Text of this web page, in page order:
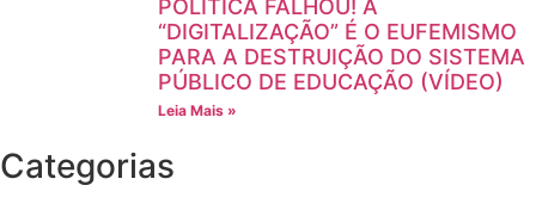
POLÍTICA FALHOU! A
“DIGITALIZAÇÃO” É O EUFEMISMO
PARA A DESTRUIÇÃO DO SISTEMA
PÚBLICO DE EDUCAÇÃO (VÍDEO)
Leia Mais »
Categorias